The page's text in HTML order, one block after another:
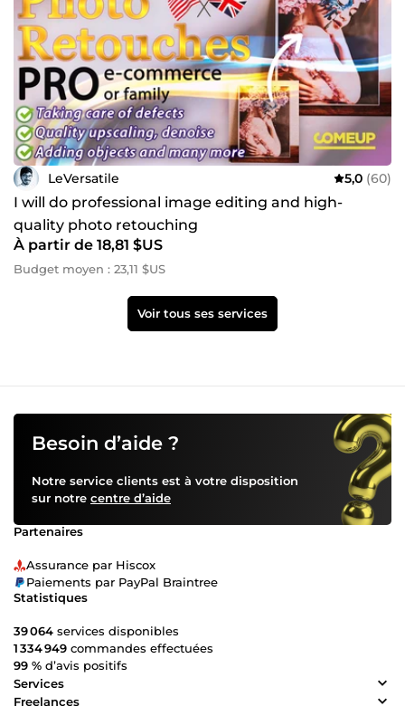
LeVersatile 5,0 (60)
I will do professional image editing and high-
quality photo retouching
À partir de 18,81 $US
Budget moyen : 23,11 $US
Voir tous ses services
Besoin d’aide ?
Notre service clients est à votre disposition
sur notre centre d’aide
Partenaires
Assurance par Hiscox
Paiements par PayPal Braintree
Statistiques
39 064 services disponibles
1 334 949 commandes effectuées
99 % d’avis positifs
Services
Freelances